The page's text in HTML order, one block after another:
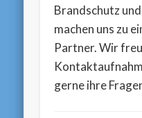
Brandschutz
machen uns zu
Partner. Wir
gerne ihre